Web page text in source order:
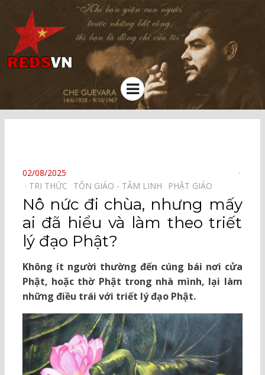
Kênh chia sẻ tri thức cộng đồng
Menu
POSTED
ON
02/08/2025
TRI THỨC⠀ TÔN GIÁO - TÂM LINH⠀ PHẬT GIÁO⠀
Nô nức đi chùa, nhưng mấy
ai đã hiểu và làm theo triết
lý đạo Phật?
Không ít người thường đến cúng bái nơi cửa
Phật, hoặc thờ Phật trong nhà mình, lại làm
những điều trái với triết lý đạo Phật.